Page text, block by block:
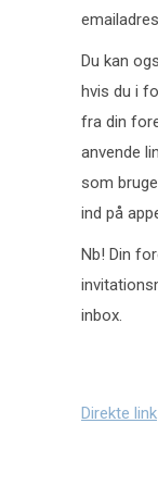
Du kan
hvis du i
fra din
anvende
som
ind på
Nb! Din
inbox.
Direkte link